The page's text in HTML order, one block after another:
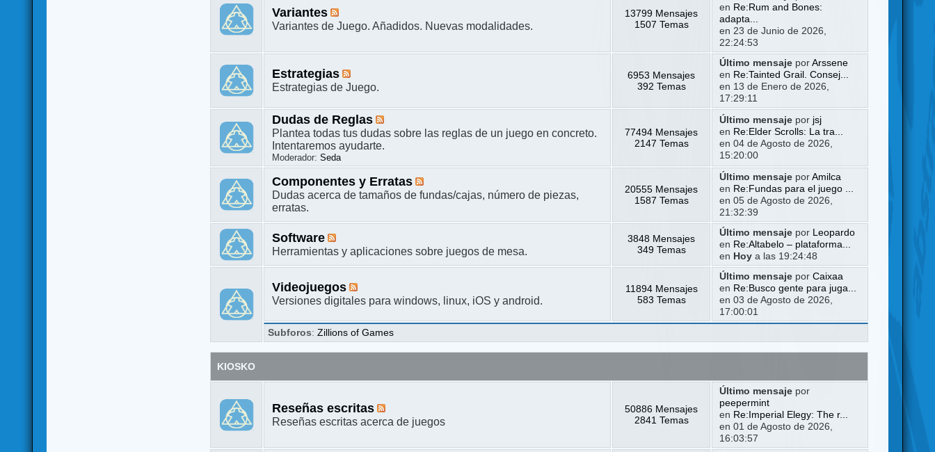
Variantes
Variantes de Juego. Añadidos. Nuevas modalidades.
13799 Mensajes
1507 Temas
en Re:Rum and Bones:
adapta...
en 23 de Junio de 2026,
22:24:53
Estrategias
Estrategias de Juego.
6953 Mensajes
392 Temas
Último mensajepor Arssene
en Re:Tainted Grail. Consej...
en 13 de Enero de 2026,
17:29:11
Dudas de Reglas
Plantea todas tus dudas sobre las reglas de un juego en concreto.
Intentaremos ayudarte.
Moderador:Seda
77494 Mensajes
2147 Temas
Último mensajepor jsj
en Re:Elder Scrolls: La tra...
en 04 de Agosto de 2026,
15:20:00
Componentes y Erratas
Dudas acerca de tamaños de fundas/cajas, número de piezas,
erratas.
20555 Mensajes
1587 Temas
Último mensajepor Amilca
en Re:Fundas para el juego ...
en 05 de Agosto de 2026,
21:32:39
Software
Herramientas y aplicaciones sobre juegos de mesa.
3848 Mensajes
349 Temas
Último mensajepor
Leopardo
en Re:Altabelo – plataforma...
en Hoya las 19:24:48
Videojuegos
Versiones digitales para windows, linux, iOS y android.
11894 Mensajes
583 Temas
Último mensajepor Caixaa
en Re:Busco gente para juga...
en 03 de Agosto de 2026,
17:00:01
Subforos:Zillions of Games
KIOSKO
Reseñas escritas
Reseñas escritas acerca de juegos
50886 Mensajes
2841 Temas
Último mensajepor
peepermint
en Re:Imperial Elegy: The r...
en 01 de Agosto de 2026,
16:03:57